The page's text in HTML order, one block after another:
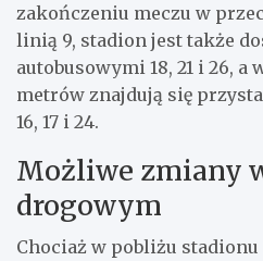
zakończeniu meczu w
linią 9, stadion jest także
autobusowymi 18, 21 i 26,
metrów znajdują się
16, 17 i 24.
Możliwe zmiany
drogowym
Chociaż w pobliżu